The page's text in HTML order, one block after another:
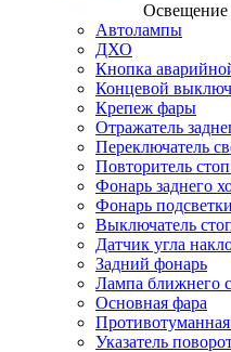
Освещение
Автолампы
ДХО
Кнопка
Концевой
Крепеж фары
Отражатель
Переключатель
Повторитель
Фонарь заднего
Фонарь
Выключатель
Датчик угла
Задний фонарь
Лампа ближнего
Основная фара
Указатель